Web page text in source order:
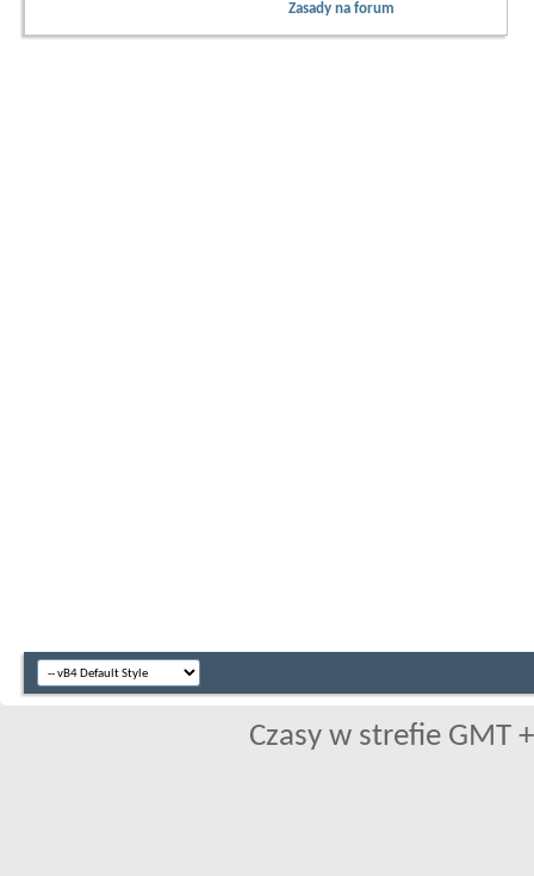
Zasady na forum
Czasy w strefie GMT